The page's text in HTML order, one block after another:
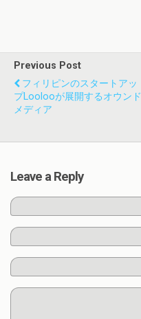
Previous Post
フィリピンのスタートアッ
プloolooが展開するオウンド
メディア
Leave a Reply